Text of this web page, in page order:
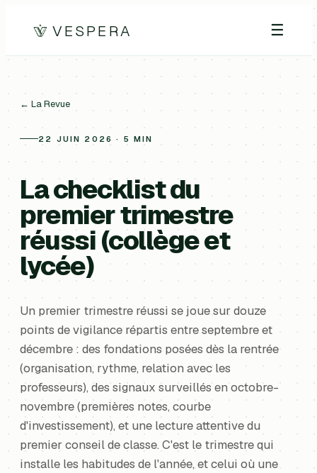
VESPERA ☰
← La Revue
22 JUIN 2026 · 5 MIN
La checklist du
premier trimestre
réussi (collège et
lycée)
Un premier trimestre réussi se joue sur douze
points de vigilance répartis entre septembre et
décembre : des fondations posées dès la rentrée
(organisation, rythme, relation avec les
professeurs), des signaux surveillés en octobre-
novembre (premières notes, courbe
d'investissement), et une lecture attentive du
premier conseil de classe. C'est le trimestre qui
installe les habitudes de l'année, et celui où une